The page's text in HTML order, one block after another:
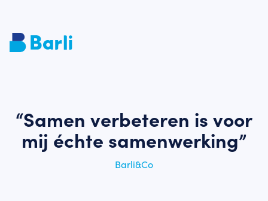
“Samen verbeteren is voor
mij échte samenwerking”
Barli&Co